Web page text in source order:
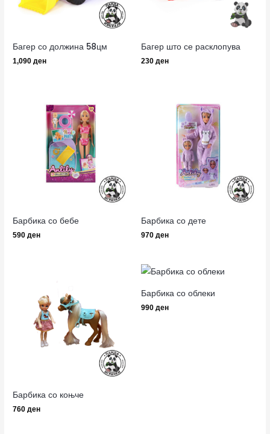
Багер со должина 58цм
1,090ден
Багер што се расклопува
230 ден
Барбика со бебе
590ден
Барбика со дете
970 ден
Барбика со коњче
760ден
Барбика со облеки
990 ден